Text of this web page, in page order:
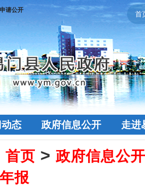
首
请公开
态 政府信息公开 走进
首页 > 政府信息公开
报